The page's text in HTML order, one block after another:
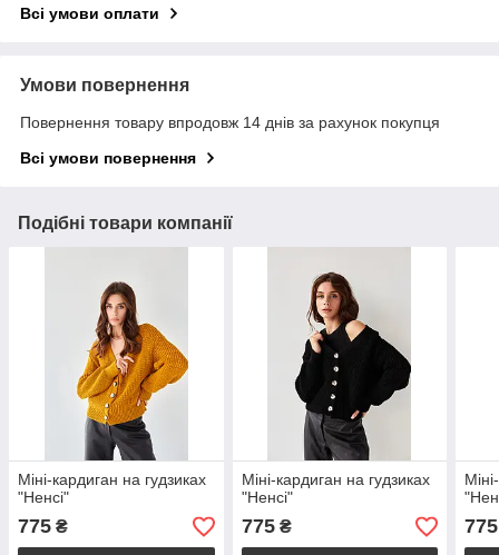
Всі умови оплати
Умови повернення
Повернення товару впродовж 14 днів за рахунок покупця
Всі умови повернення
Подібні товари компанії
Міні-кардиган на гудзиках
"Ненсі"
775 ₴
Міні-кардиган на гудзиках
"Ненсі"
775₴ 775